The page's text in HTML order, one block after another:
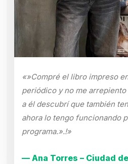
«»Compré el libro impreso
periódico y no me
a él descubrí que también
ahora lo tengo funcionando
programa.».!»
— Ana Torres – Ciudad